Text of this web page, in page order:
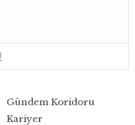
Gündem Koridoru
Kariyer